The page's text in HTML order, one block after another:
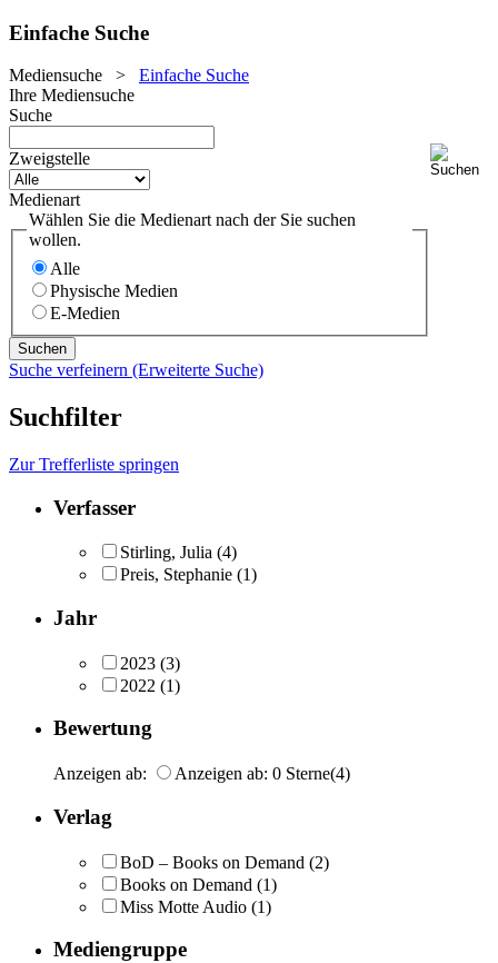
Einfache Suche
Mediensuche > Einfache Suche
Ihre Mediensuche
Suche
Zweigstelle
Medienart
Wählen Sie die Medienart nach der Sie suchen
wollen.
Alle
Physische Medien
E-Medien
Suche verfeinern (Erweiterte Suche)
Suchfilter
Zur Trefferliste springen
Verfasser
Stirling, Julia (4)
Preis, Stephanie (1)
Jahr
2023 (3)
2022 (1)
Bewertung
Anzeigen ab: Anzeigen ab: 0 Sterne(4)
Verlag
BoD – Books on Demand (2)
Books on Demand (1)
Miss Motte Audio (1)
Mediengruppe